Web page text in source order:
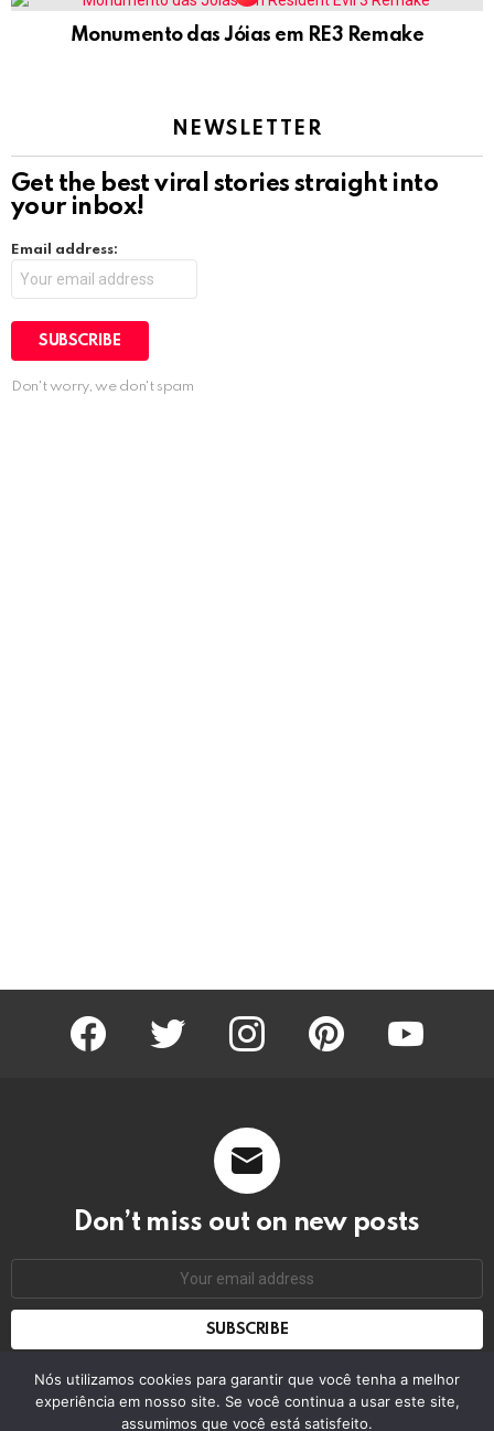
Monumento das Jóias em RE3 Remake
NEWSLETTER
Get the best viral stories straight into
your inbox!
Email address:
Don't worry, we don't spam
facebook twitter instagram pinterest youtube
Don’t miss out on new posts
Nós utilizamos cookies para garantir que você tenha a melhor
experiência em nosso site. Se você continua a usar este site,
assumimos que você está satisfeito.